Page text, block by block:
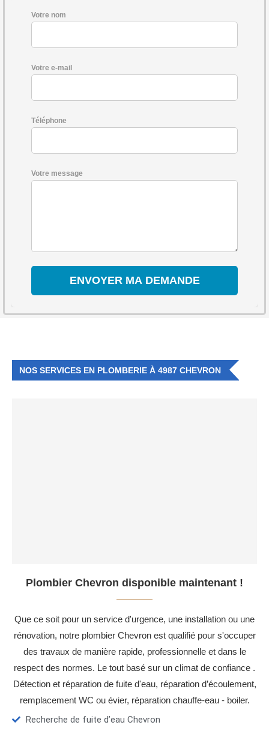
Votre nom
Votre e-mail
Téléphone
Votre message
NOS SERVICES EN PLOMBERIE À 4987 CHEVRON
Plombier Chevron disponible maintenant !
Que ce soit pour un service d'urgence, une installation ou une
rénovation, notre plombier Chevron est qualifié pour s'occuper
des travaux de manière rapide, professionnelle et dans le
respect des normes. Le tout basé sur un climat de confiance .
Détection et réparation de fuite d'eau, réparation d’écoulement,
remplacement WC ou évier, réparation chauffe-eau - boiler.
Recherche de fuite d’eau Chevron